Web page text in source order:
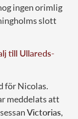
ingen orimlig
slott
till Ullareds-
för Nicolas.
meddelats att
Victorias,